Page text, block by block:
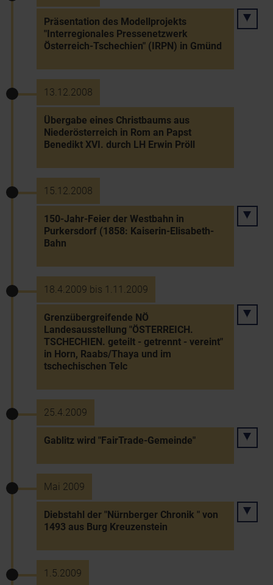
Präsentation des Modellprojekts
"Interregionales Pressenetzwerk
Österreich-Tschechien" (IRPN) in Gmünd
13.12.2008
Übergabe eines Christbaums aus
Niederösterreich in Rom an Papst
Benedikt XVI. durch LH Erwin Pröll
15.12.2008
150-Jahr-Feier der Westbahn in
Purkersdorf (1858: Kaiserin-Elisabeth-
Bahn
18.4.2009 bis 1.11.2009
Grenzübergreifende NÖ
Landesausstellung "ÖSTERREICH.
TSCHECHIEN. geteilt - getrennt - vereint"
in Horn, Raabs/Thaya und im
tschechischen Telc
25.4.2009
Gablitz wird "FairTrade-Gemeinde"
Mai 2009
Diebstahl der "Nürnberger Chronik " von
1493 aus Burg Kreuzenstein
1.5.2009